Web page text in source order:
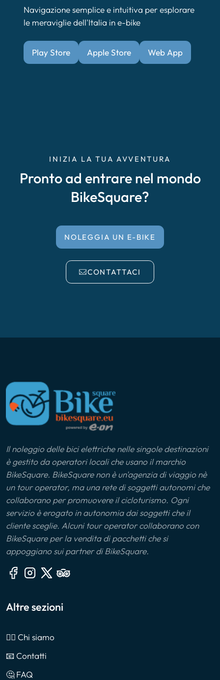
Navigazione semplice e intuitiva per esplorare
le meraviglie dell'Italia in e-bike
Play Store Apple Store Web App
INIZIA LA TUA AVVENTURA
Pronto ad entrare nel mondo
BikeSquare?
NOLEGGIA UN E-BIKE
CONTATTACI
Il noleggio delle bici elettriche nelle singole destinazioni
è gestito da operatori locali che usano il marchio
BikeSquare. BikeSquare non è un'agenzia di viaggio nè
un tour operator, ma una rete di soggetti autonomi che
collaborano per promuovere il cicloturismo. Ogni
servizio è erogato in autonomia dai soggetti che il
cliente sceglie. Alcuni tour operator collaborano con
BikeSquare per la vendita di pacchetti che si
appoggiano sui partner di BikeSquare.
Altre sezioni
🙎‍♂️ Chi siamo
📧 Contatti
🤔 FAQ